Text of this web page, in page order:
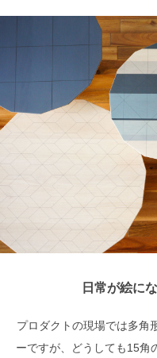
日常が絵に
プロダクトの現場では多角
ーですが、どうしても15角